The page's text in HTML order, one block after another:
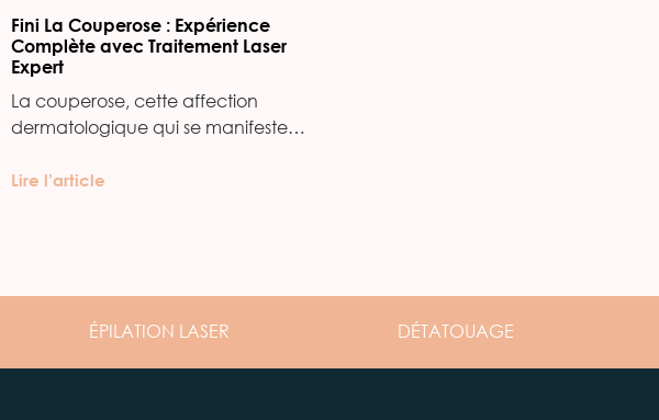
Fini La Couperose : Expérience
Complète avec Traitement Laser
Expert
La couperose, cette affection
dermatologique qui se manifeste…
Lire l’article
ÉPILATION LASER DÉTATOUAGE